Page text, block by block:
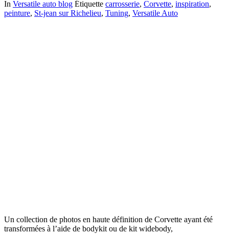
In Versatile auto blog Étiquette carrosserie, Corvette, inspiration,
peinture, St-jean sur Richelieu, Tuning, Versatile Auto
Un collection de photos en haute définition de Corvette ayant été
transformées à l’aide de bodykit ou de kit widebody,